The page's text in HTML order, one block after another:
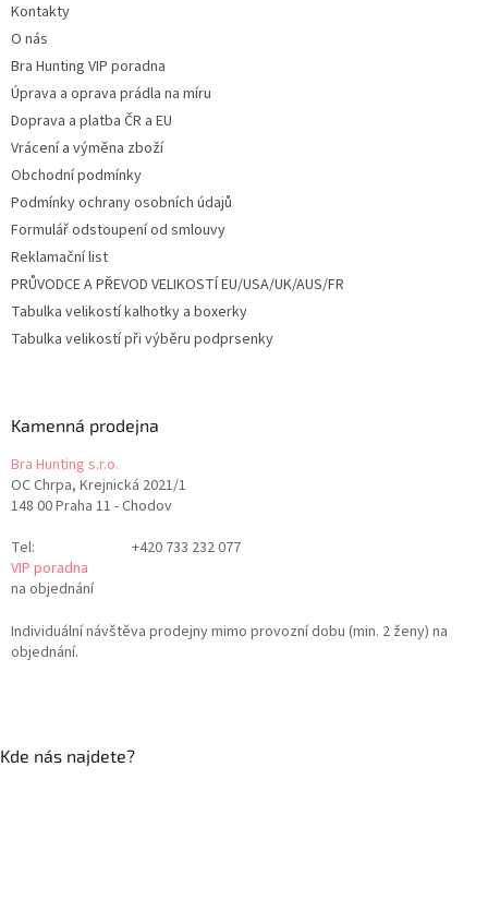
Kontakty
O nás
Bra Hunting VIP poradna
Úprava a oprava prádla na míru
Doprava a platba ČR a EU
Vrácení a výměna zboží
Obchodní podmínky
Podmínky ochrany osobních údajů
Formulář odstoupení od smlouvy
Reklamační list
PRŮVODCE A PŘEVOD VELIKOSTÍ EU/USA/UK/AUS/FR
Tabulka velikostí kalhotky a boxerky
Tabulka velikostí při výběru podprsenky
Kamenná prodejna
Bra Hunting s.r.o.
OC Chrpa, Krejnická 2021/1
148 00 Praha 11 - Chodov
Tel:
+420 733 232 077
VIP poradna
na objednání
Individuální návštěva prodejny mimo provozní dobu (min. 2 ženy) na
objednání.
Kde nás najdete?